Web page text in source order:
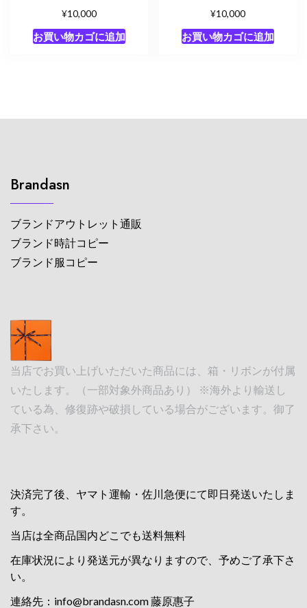
¥10,000
お買い物カゴに追加
¥10,000
お買い物カゴに追加
Brandasn
ブランドアウトレット通販
ブランド時計コピー
ブランド服コピー
当店でお買い上げいただいた商品には、箱・リボンが付属
いたします。（一部対象外商品あり） ※海外より輸送し
ている為、修復跡や破損している場合がございます。御了
承下さい。
決済完了後、ヤマト運輸・佐川急便にて即日発送いたしま
す。
当店は全商品国内どこでも送料無料
在庫状況により発送元が異なりますので、予めご了承下さ
い。
連絡先： info@brandasn.com藤原惠子